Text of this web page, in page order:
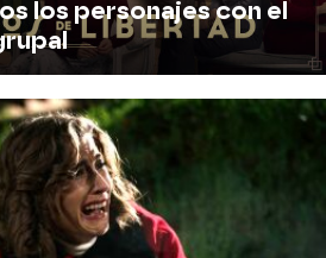
los personajes con el